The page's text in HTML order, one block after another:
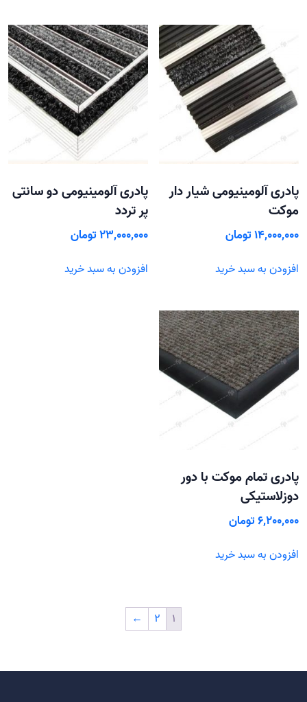
پادری آلومینیومی شیار دار
موکت
14,000,000تومان
افزودن به سبد خرید
پادری آلومینیومی دو سانتی
پر تردد
23,000,000تومان
افزودن به سبد خرید
پادری تمام موکت با دور
دوزلاستیکی
6,200,000تومان
افزودن به سبد خرید
1
2
←